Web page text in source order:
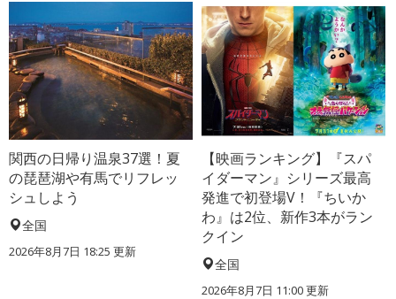
関西の日帰り温泉37選！夏
の琵琶湖や有馬でリフレッ
シュしよう
全国
2026年8月7日 18:25 更新
【映画ランキング】『スパ
イダーマン』シリーズ最高
発進で初登場V！『ちいか
わ』は2位、新作3本がラン
クイン
全国
2026年8月7日 11:00更新